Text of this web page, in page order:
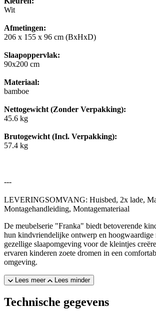
Wit
Afmetingen:
206 x 155 x 96 cm (BxHxD)
Slaapoppervlak:
90x200 cm
Materiaal:
bamboe
Nettogewicht (Zonder Verpakking):
45.6 kg
Brutogewicht (Incl. Verpakking):
57.4 kg
---
LEVERINGSOMVANG: Huisbed, 2x lade,
Montagehandleiding, Montagemateriaal
De meubelserie "Franka" biedt betoverende
hun kindvriendelijke ontwerp en hoogwaardige
gezellige slaapomgeving voor de kleintjes
ervaren kinderen zoete dromen in een
omgeving.
Lees meer Lees minder
Technische gegevens